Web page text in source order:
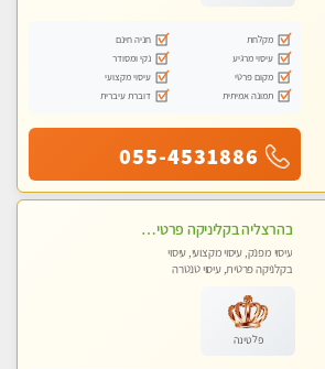
מקלחת
חניה חינם
עיסוי מרגיע
נקי ומסודר
מקום פרטי
עיסוי מקצועי
תמונה אמיתית
דוברת עיברית
055-4531886
בהרצליה בקליניקה פרטית כל סוגי העיסויים מעסה מקצועית ואיכותית פרטי!!
עיסוי מפנק, עיסוי מקצועי, עיסוי
בקלניקה פרטית, עיסוי טנטרה
פלטינה